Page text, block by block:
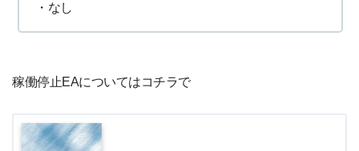
・なし
稼働停止EAについてはコチラで